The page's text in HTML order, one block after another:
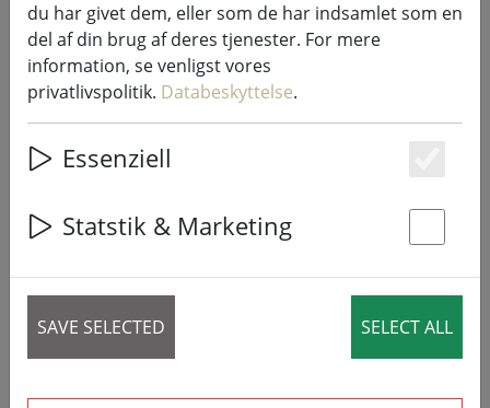
Sirius Tech-Line lyskæde startsæt
45 LED varm hvid 4,5 m udendørs
230V sort
‹ ›
du har givet dem, eller som de har indsamlet som en
del af din brug af deres tjenester. For mere
information, se venligst vores
privatlivspolitik. Databeskyttelse.
Essenziell
Statstik & Marketing
SAVE SELECTED SELECT ALL